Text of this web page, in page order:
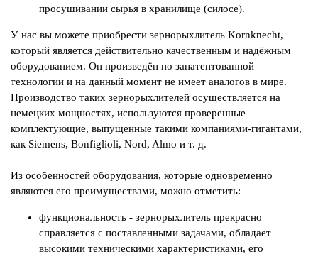
просушивании сырья в хранилище (силосе).
У нас вы можете приобрести зернорыхлитель Kornkneсht,
который является действительно качественным и надёжным
оборудованием. Он произведён по запатентованной
технологии и на данный момент не имеет аналогов в мире.
Производство таких зернорыхлителей осуществляется на
немецких мощностях, используются проверенные
комплектующие, выпущенные такими компаниями-гигантами,
как Siemens, Bonfiglioli, Nord, Almo и т. д.
Из особенностей оборудования, которые одновременно
являются его преимуществами, можно отметить:
функциональность - зернорыхлитель прекрасно
справляется с поставленными задачами, обладает
высокими техническими характеристиками, его